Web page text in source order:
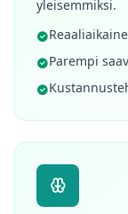
yleisemmiksi.
Parempi